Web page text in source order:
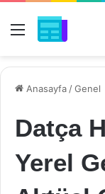
Menü
Anasayfa /Genel
Datça
Yerel